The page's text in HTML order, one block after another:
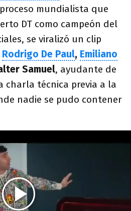
mundialista que
DT como campeón del
se viralizó un clip
Rodrigo De Paul, Emiliano
Samuel, ayudante de
charla técnica previa a la
nadie se pudo contener